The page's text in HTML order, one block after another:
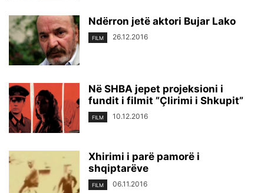
Ndërron jetë aktori Bujar Lako
FILM 26.12.2016
Në SHBA jepet projeksioni i
fundit i filmit ”Çlirimi i Shkupit”
FILM 10.12.2016
Xhirimi i parë pamorë i
shqiptarëve
FILM 06.11.2016